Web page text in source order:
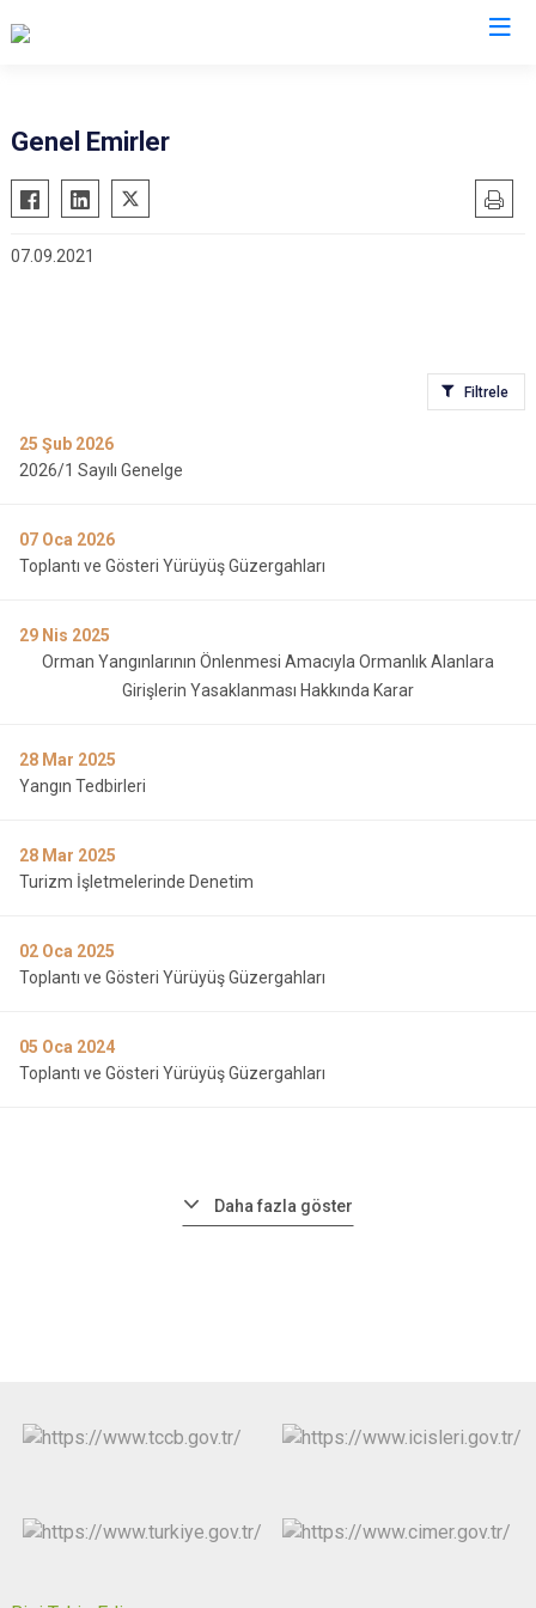
Genel Emirler
07.09.2021
Filtrele
25 Şub 2026
2026/1 Sayılı Genelge
07 Oca 2026
Toplantı ve Gösteri Yürüyüş Güzergahları
29 Nis 2025
Orman Yangınlarının Önlenmesi Amacıyla Ormanlık Alanlara
Girişlerin Yasaklanması Hakkında Karar
28 Mar 2025
Yangın Tedbirleri
28 Mar 2025
Turizm İşletmelerinde Denetim
02 Oca 2025
Toplantı ve Gösteri Yürüyüş Güzergahları
05 Oca 2024
Toplantı ve Gösteri Yürüyüş Güzergahları
Daha fazla göster